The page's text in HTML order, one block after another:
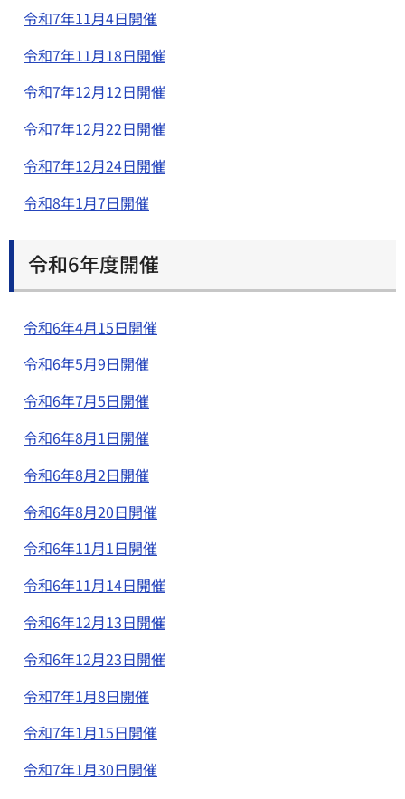
令和7年11月4日開催
令和7年11月18日開催
令和7年12月12日開催
令和7年12月22日開催
令和7年12月24日開催
令和8年1月7日開催
令和6年度開催
令和6年4月15日開催
令和6年5月9日開催
令和6年7月5日開催
令和6年8月1日開催
令和6年8月2日開催
令和6年8月20日開催
令和6年11月1日開催
令和6年11月14日開催
令和6年12月13日開催
令和6年12月23日開催
令和7年1月8日開催
令和7年1月15日開催
令和7年1月30日開催